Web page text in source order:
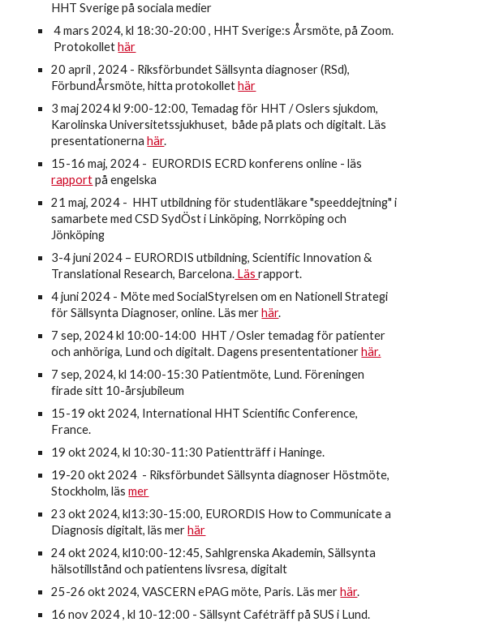
HHT Sverige på sociala medier
4 mars 2024, kl 18:30-20:00 , HHT Sverige:s Årsmöte, på Zoom.
Protokollet här
20 april , 2024 - Riksförbundet Sällsynta diagnoser (RSd),
FörbundÅrsmöte,hitta protokollethär
3 maj 2024 kl 9:00-12:00, Temadag för HHT / Oslers sjukdom,
Karolinska Universitetssjukhuset, både på plats och digitalt. Läs
presentationernahär.
15-16 maj, 2024 - EURORDIS ECRD konferens online - läs
rapportpå engelska
21 maj,2024 - HHT utbildning för studentläkare "speeddejtning" i
samarbete med CSD SydÖst i Linköping, Norrköping och
Jönköping
3-4 juni 2024 – EURORDIS utbildning, Scientific Innovation &
Translational Research, Barcelona. Läsrapport.
4 juni 2024 - Möte med SocialStyrelsen om en Nationell Strategi
för Sällsynta Diagnoser, online. Läs merhär.
7 sep, 2024 kl 10:00-14:00 HHT / Osler temadag för patienter
och anhöriga, Lund och digitalt. Dagens presententationerhär.
7 sep, 2024, kl 14:00-15:30 Patientmöte, Lund. Föreningen
firade sitt 10-årsjubileum
15-19 okt 2024, International HHT Scientific Conference,
France.
19 okt 2024, kl 10:30-11:30 Patientträff i Haninge.
19-20 okt 2024 - Riksförbundet Sällsynta diagnoser Höstmöte,
Stockholm, läsmer
23 okt 2024, kl13:30-15:00, EURORDIS How to Communicate a
Diagnosis digitalt, läs merhär
24 okt 2024, kl10:00-12:45, Sahlgrenska Akademin, Sällsynta
hälsotillstånd och patientens livsresa, digitalt
25-26 okt 2024, VASCERN ePAG möte, Paris. Läs merhär.
16 nov 2024 , kl 10-12:00 - Sällsynt Caféträff på SUS i Lund.